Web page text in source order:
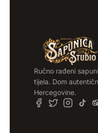
Ručno rađeni
tijela. Dom
Hercegovine.